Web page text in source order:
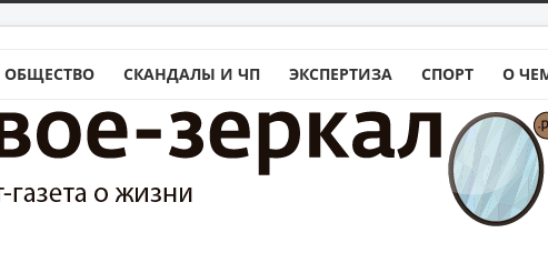
ОБЩЕСТВО СКАНДАЛЫ И ЧП ЭКСПЕРТИЗА СПОРТ О